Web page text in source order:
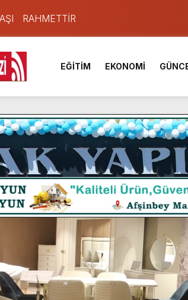
RAHMETTİR
Yüksek Okulu ve Meslek Yüksek
Belediyesi’nin Üniversite Hazırlık
Bisiklet Yarışması’nda En Zorlu Etap
ONAYLI TYP LİSTESİ YAYINLANDI.
Fuar Alanı Bulut ve Yavuz’un Ezgileriyle
hemşehrimizin de olduğu Filistin
Perşembe Günü KAFUM’da Sahne
Mİ VAR?
Tarım İçin Güç Birliği.
EĞİTİM EKONOMİ